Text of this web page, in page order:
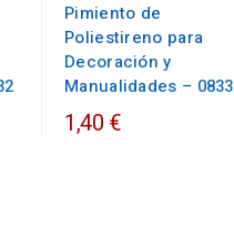
Pimiento de
Poliestireno para
Decoración y
Manualidades – 0833
1,40 €